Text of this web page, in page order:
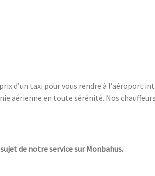
d’un taxi pour vous rendre à l’aéroport
aérienne en toute sérénité. Nos
de notre service sur Monbahus.